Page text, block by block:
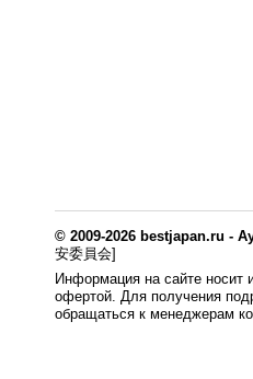
© 2009-2026 bestjapan.ru -
安委員会]
Информация на сайте носит
офертой. Для получения
обращаться к менеджерам